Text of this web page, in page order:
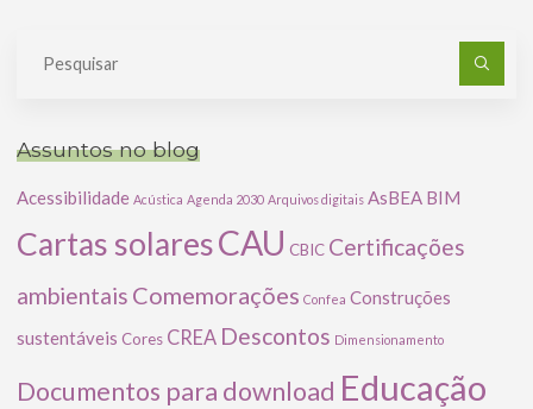
Assuntos no blog
Acessibilidade Acústica Agenda 2030 Arquivos digitais AsBEA BIM
Cartas solaresCAU CBIC Certificações
ambientais Comemorações Confea Construções
sustentáveis Cores CREA Descontos Dimensionamento
Documentos para download Educação